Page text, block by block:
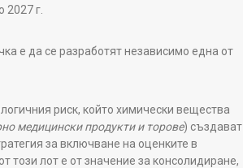
2027 г.
е да се разработят независимо една от
риск, който химически вещества
медицински продукти и торове) създават
за включване на оценките в
този лот е от значение за консолидиране,